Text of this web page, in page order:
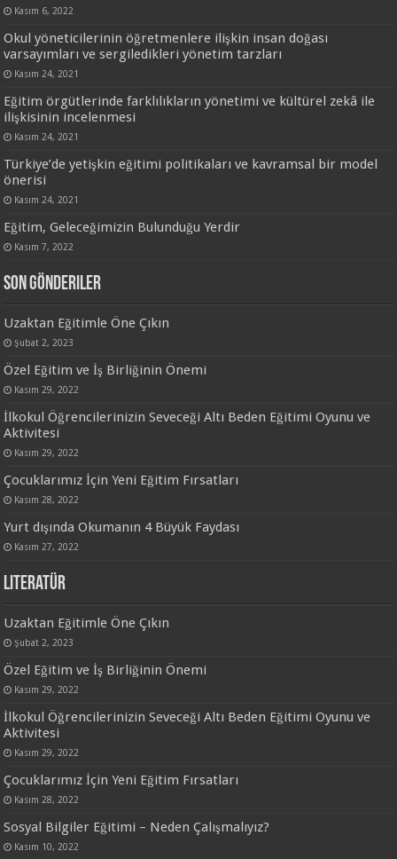
Kasım 6, 2022
Okul yöneticilerinin öğretmenlere ilişkin insan doğası
varsayımları ve sergiledikleri yönetim tarzları
Kasım 24, 2021
Eğitim örgütlerinde farklılıkların yönetimi ve kültürel zekâ ile
ilişkisinin incelenmesi
Kasım 24, 2021
Türkiye’de yetişkin eğitimi politikaları ve kavramsal bir model
önerisi
Kasım 24, 2021
Eğitim, Geleceğimizin Bulunduğu Yerdir
Kasım 7, 2022
Son Gönderiler
Uzaktan Eğitimle Öne Çıkın
Şubat 2, 2023
Özel Eğitim ve İş Birliğinin Önemi
Kasım 29, 2022
İlkokul Öğrencilerinizin Seveceği Altı Beden Eğitimi Oyunu ve
Aktivitesi
Kasım 29, 2022
Çocuklarımız İçin Yeni Eğitim Fırsatları
Kasım 28, 2022
Yurt dışında Okumanın 4 Büyük Faydası
Kasım 27, 2022
Literatür
Uzaktan Eğitimle Öne Çıkın
Şubat 2, 2023
Özel Eğitim ve İş Birliğinin Önemi
Kasım 29, 2022
İlkokul Öğrencilerinizin Seveceği Altı Beden Eğitimi Oyunu ve
Aktivitesi
Kasım 29, 2022
Çocuklarımız İçin Yeni Eğitim Fırsatları
Kasım 28, 2022
Sosyal Bilgiler Eğitimi – Neden Çalışmalıyız?
Kasım 10, 2022